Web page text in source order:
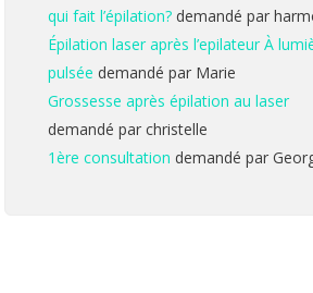
qui fait l’épilation? demandé par
Épilation laser après l’epilateur À
pulsée demandé par Marie
Grossesse après épilation au laser
demandé par christelle
1ère consultation demandé par